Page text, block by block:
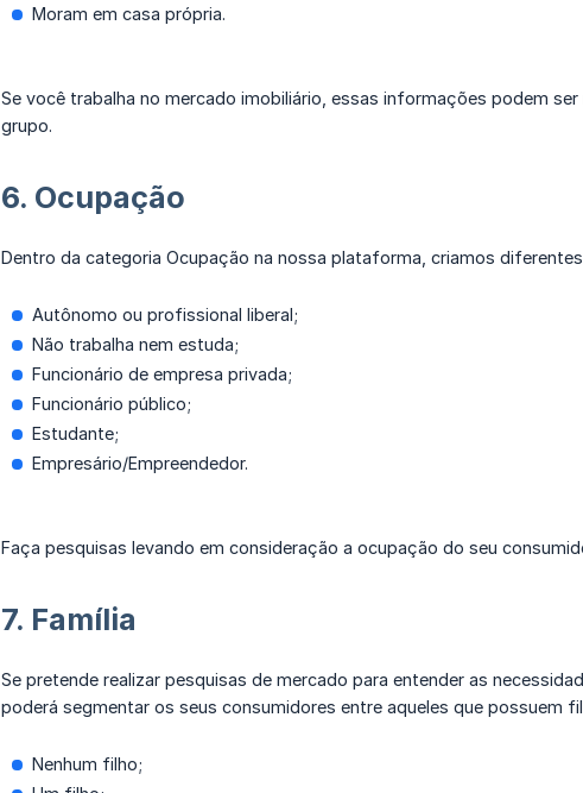
Moram em casa própria.
Se você trabalha no mercado imobiliário, essas informações podem
grupo.
6. Ocupação
Dentro da categoria Ocupação na nossa plataforma, criamos
Autônomo ou profissional liberal;
Não trabalha nem estuda;
Funcionário de empresa privada;
Funcionário público;
Estudante;
Empresário/Empreendedor.
Faça pesquisas levando em consideração a ocupação do seu
7. Família
Se pretende realizar pesquisas de mercado para entender as
poderá segmentar os seus consumidores entre aqueles que possuem
Nenhum filho;